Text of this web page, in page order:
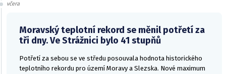
včera
Moravský teplotní rekord se měnil potřetí za
tři dny. Ve Strážnici bylo 41 stupňů
Potřetí za sebou se ve středu posouvala hodnota historického
teplotního rekordu pro území Moravy a Slezska. Nové maximum